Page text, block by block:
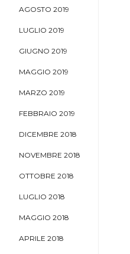
AGOSTO 2019
LUGLIO 2019
GIUGNO 2019
MAGGIO 2019
MARZO 2019
FEBBRAIO 2019
DICEMBRE 2018
NOVEMBRE 2018
OTTOBRE 2018
LUGLIO 2018
MAGGIO 2018
APRILE 2018